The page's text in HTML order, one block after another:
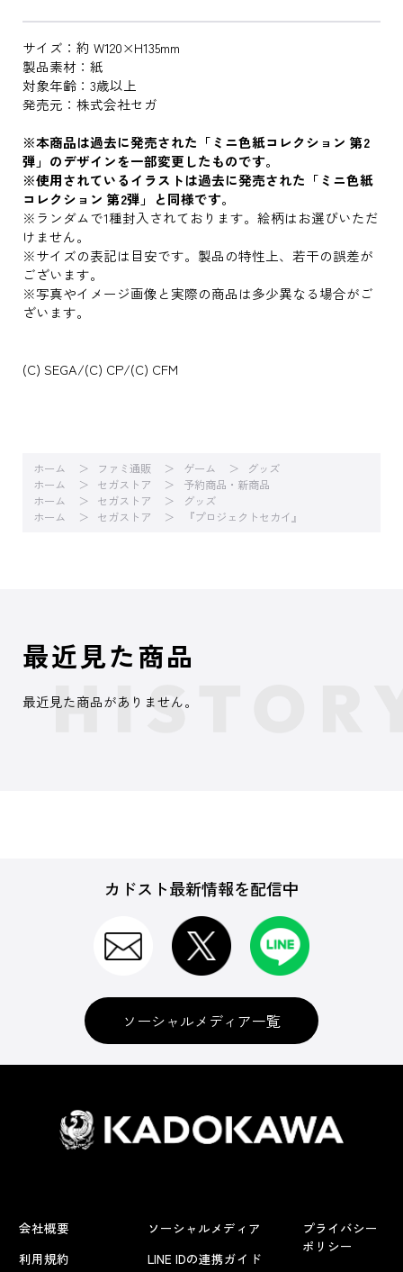
サイズ：約 W120×H135mm
製品素材：紙
対象年齢：3歳以上
発売元：株式会社セガ
※本商品は過去に発売された「ミニ色紙コレクション 第2
弾」のデザインを一部変更したものです。
※使用されているイラストは過去に発売された「ミニ色紙
コレクション 第2弾」と同様です。
※ランダムで1種封入されております。絵柄はお選びいただ
けません。
※サイズの表記は目安です。製品の特性上、若干の誤差が
ございます。
※写真やイメージ画像と実際の商品は多少異なる場合がご
ざいます。
(C) SEGA/(C) CP/(C) CFM
ホーム ファミ通販 ゲーム
グッズ
ホーム
セガストア
予約商品・新商品
ホーム
セガストア
グッズ
ホーム
セガストア 『プロジェクトセカイ』
最近見た商品
最近見た商品がありません。
カドスト最新情報を配信中
ソーシャルメディア一覧
会社概要
利用規約
ソーシャルメディア
LINE IDの連携ガイド
プライバシー
ポリシー